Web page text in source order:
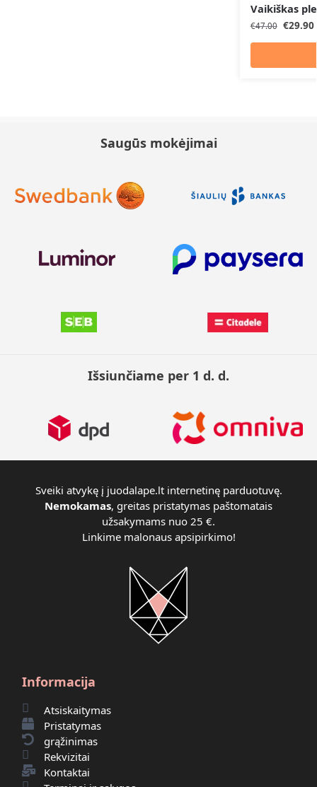
Vaikiškas
€47.00 €29.90
Saugūs mokėjimai
Išsiunčiame per 1 d. d.
Sveiki atvykę į juodalape.lt internetinę parduotuvę.
Nemokamas, greitas pristatymas paštomatais
užsakymams nuo 25 €.
Linkime malonaus apsipirkimo!
Informacija
Atsiskaitymas
Pristatymas
grąžinimas
Rekvizitai
Kontaktai